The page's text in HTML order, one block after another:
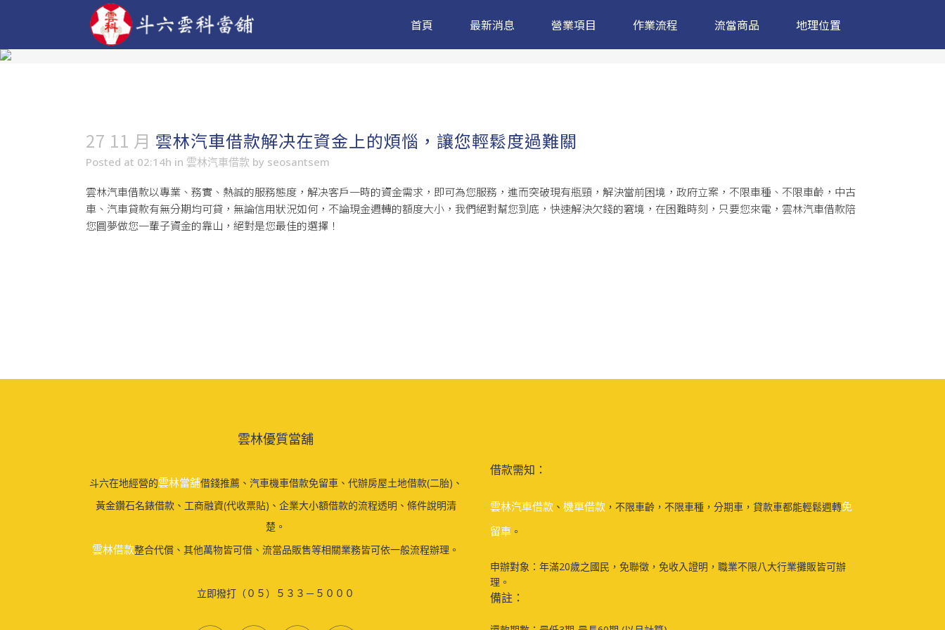
首頁 最新消息 營業項目 作業流程 流當商品 地理位置
27 11 月 雲林汽車借款解决在資金上的煩惱，讓您輕鬆度過難關
Posted at 02:14h in 雲林汽車借款 by seosantsem
雲林汽車借款以專業、務實、熱誠的服務態度，解决客戶一時的資金需求，即可為您服務，進而突破現有瓶頸，解決當前困境，政府立案，不限車種、不限車齡，中古
車、汽車貸款有無分期均可貸，無論信用狀況如何，不論現金週轉的額度大小，我們絕對幫您到底，快速解決欠錢的窘境，在困難時刻，只要您來電，雲林汽車借款陪
您圓夢做您一輩子資金的靠山，絕對是您最佳的選擇！
雲林優質當舖
斗六在地經營的雲林當舖借錢推薦、汽車機車借款免留車、代辦房屋土地借款(二胎)、
黃金鑽石名錶借款、工商融資(代收票貼)、企業大小額借款的流程透明、條件說明清
楚。
雲林借款整合代償、其他萬物皆可借、流當品販售等相關業務皆可依一般流程辦理。
立即撥打（０５）５３３－５０００
借款需知：
雲林汽車借款 、 機車借款 ，不限車齡，不限車種，分期車，貸款車都能輕鬆週轉免
留車 。
申辦對象：年滿20歲之國民，免聯徵，免收入證明，職業不限八大行業攤販皆可辦
理。
備註：